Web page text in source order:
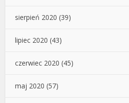
sierpień 2020 (39)
lipiec 2020 (43)
czerwiec 2020 (45)
maj 2020 (57)